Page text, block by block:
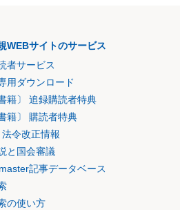
WEBサイトのサービス
者サービス
用ダウンロード
籍〕 追録購読者特典
籍〕 購読者特典
令改正情報
と国会審議
記事データベース
の使い方